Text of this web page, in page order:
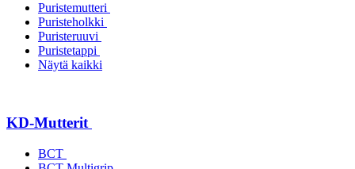
Puristemutteri
Puristeholkki
Puristeruuvi
Puristetappi
Näytä kaikki
KD-Mutterit
BCT